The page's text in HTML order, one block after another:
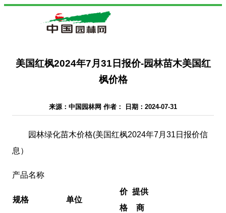
美国红枫2024年7月31日报价-园林苗木美国红
枫价格
来源：中国园林网 作者： 日期：2024-07-31
园林绿化苗木价格(美国红枫2024年7月31日报价信
息）
产品名称
规格 单位
价
格
提供
商